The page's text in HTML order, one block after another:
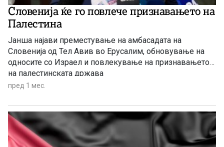
Словенија ќе го повлече признавањето на
Палестина
Јанша најави преместување на амбасадата на
Словенија од Тел Авив во Ерусалим, обновување на
односите со Израел и повлекување на признавањето
на палестинската држава
пред 1 мес.